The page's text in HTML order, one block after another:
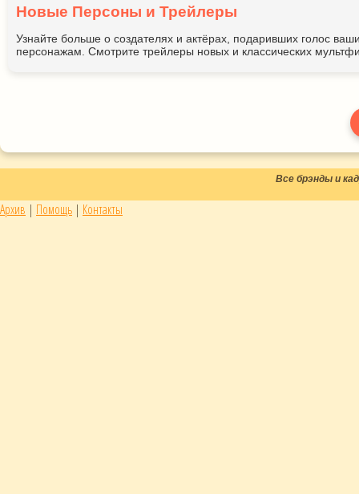
Новые Персоны и Трейлеры
Узнайте больше о создателях и актёрах, подаривших голос
персонажам. Смотрите трейлеры новых и классических
Все брэнды и
Архив | Помощь | Контакты